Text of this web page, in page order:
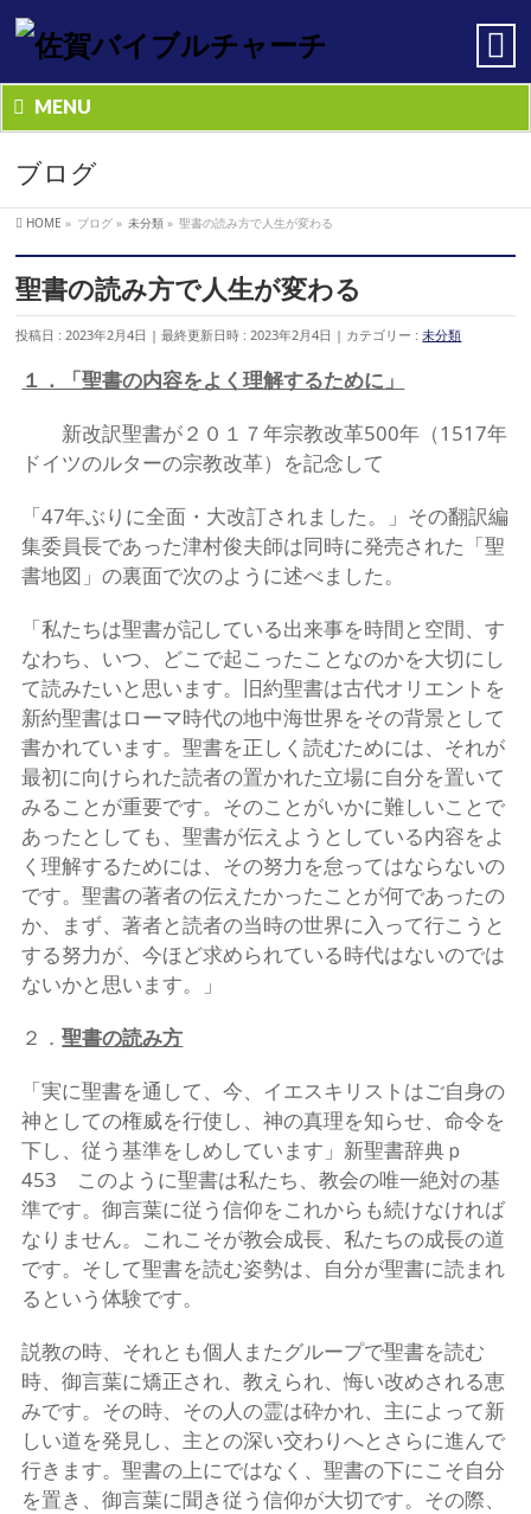
MENU
ブログ
HOME » ブログ » 未分類 » 聖書の読み方で人生が変わる
聖書の読み方で人生が変わる
投稿日 : 2023年2月4日 最終更新日時 : 2023年2月4日 カテゴリー :未分類
１．「聖書の内容をよく理解するために」
新改訳聖書が２０１７年宗教改革500年（1517年
ドイツのルターの宗教改革）を記念して
「47年ぶりに全面・大改訂されました。」その翻訳編
集委員長であった津村俊夫師は同時に発売された「聖
書地図」の裏面で次のように述べました。
「私たちは聖書が記している出来事を時間と空間、す
なわち、いつ、どこで起こったことなのかを大切にし
て読みたいと思います。旧約聖書は古代オリエントを
新約聖書はローマ時代の地中海世界をその背景として
書かれています。聖書を正しく読むためには、それが
最初に向けられた読者の置かれた立場に自分を置いて
みることが重要です。そのことがいかに難しいことで
あったとしても、聖書が伝えようとしている内容をよ
く理解するためには、その努力を怠ってはならないの
です。聖書の著者の伝えたかったことが何であったの
か、まず、著者と読者の当時の世界に入って行こうと
する努力が、今ほど求められている時代はないのでは
ないかと思います。」
２．聖書の読み方
「実に聖書を通して、今、イエスキリストはご自身の
神としての権威を行使し、神の真理を知らせ、命令を
下し、従う基準をしめしています」新聖書辞典ｐ
453 このように聖書は私たち、教会の唯一絶対の基
準です。御言葉に従う信仰をこれからも続けなければ
なりません。これこそが教会成長、私たちの成長の道
です。そして聖書を読む姿勢は、自分が聖書に読まれ
るという体験です。
説教の時、それとも個人またグループで聖書を読む
時、御言葉に矯正され、教えられ、悔い改めされる恵
みです。その時、その人の霊は砕かれ、主によって新
しい道を発見し、主との深い交わりへとさらに進んで
行きます。聖書の上にではなく、聖書の下にこそ自分
を置き、御言葉に聞き従う信仰が大切です。その際、